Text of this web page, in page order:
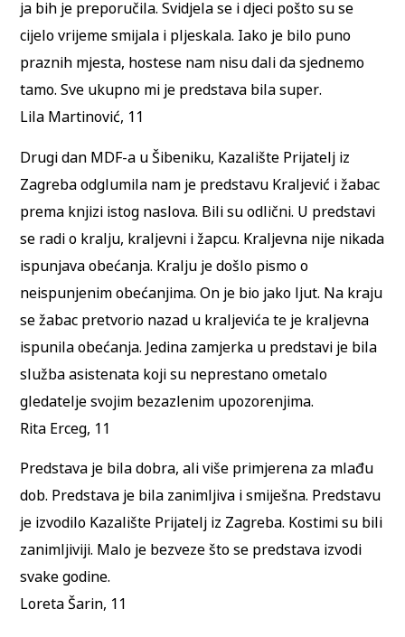
ja bih je preporučila. Svidjela se i djeci pošto su se
cijelo vrijeme smijala i pljeskala. Iako je bilo puno
praznih mjesta, hostese nam nisu dali da sjednemo
tamo. Sve ukupno mi je predstava bila super.
Lila Martinović, 11
Drugi dan MDF-a u Šibeniku, Kazalište Prijatelj iz
Zagreba odglumila nam je predstavu Kraljević i žabac
prema knjizi istog naslova. Bili su odlični. U predstavi
se radi o kralju, kraljevni i žapcu. Kraljevna nije nikada
ispunjava obećanja. Kralju je došlo pismo o
neispunjenim obećanjima. On je bio jako ljut. Na kraju
se žabac pretvorio nazad u kraljevića te je kraljevna
ispunila obećanja. Jedina zamjerka u predstavi je bila
služba asistenata koji su neprestano ometalo
gledatelje svojim bezazlenim upozorenjima.
Rita Erceg, 11
Predstava je bila dobra, ali više primjerena za mlađu
dob. Predstava je bila zanimljiva i smiješna. Predstavu
je izvodilo Kazalište Prijatelj iz Zagreba. Kostimi su bili
zanimljiviji. Malo je bezveze što se predstava izvodi
svake godine.
Loreta Šarin, 11